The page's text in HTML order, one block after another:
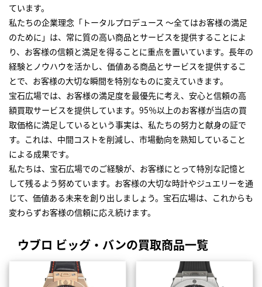
ています。
私たちの企業理念「トータルプロデュース ～全てはお客様の満足
のために」は、常に質の高い商品とサービスを提供することによ
り、お客様の信頼と満足を得ることに重点を置いています。長年の
経験とノウハウを活かし、価値ある商品とサービスを提供するこ
とで、お客様の大切な瞬間を特別なものに変えていきます。
宝石広場では、お客様の満足度を最優先に考え、安心と信頼の高
額買取サービスを提供しています。95％以上のお客様が当店の買
取価格に満足しているという事実は、私たちの努力と献身の証で
す。これは、中間コストを削減し、市場動向を熟知していること
による成果です。
私たちは、宝石広場でのご経験が、お客様にとって特別な記憶と
して残るよう努めています。お客様の大切な時計やジュエリーを通
じて、価値ある未来を創り出しましょう。宝石広場は、これからも
変わらずお客様の信頼に応え続けます。
ウブロ ビッグ・バンの買取商品一覧